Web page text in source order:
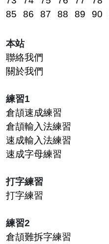
85
86 87 88 89 90
本站
聯絡我們
關於我們
練習1
倉頡速成練習
倉頡輸入法練習
速成輸入法練習
速成字母練習
打字練習
打字練習
練習2
倉頡難拆字練習